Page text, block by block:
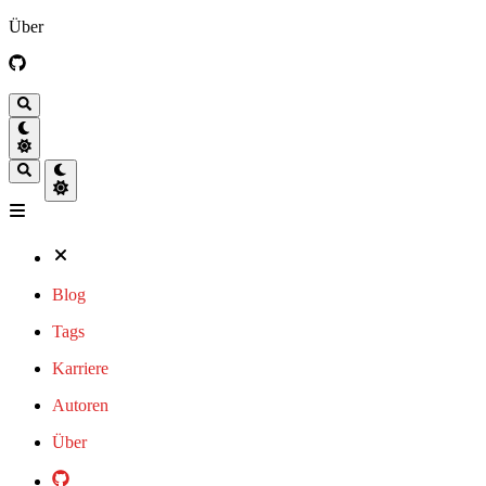
Über
Blog
Tags
Karriere
Autoren
Über